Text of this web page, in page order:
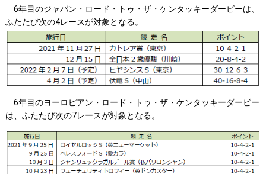
6年目のジャパン・ロード・トゥ・ザ・ケンタッキーダービーは、
ふたたび次の4レースが対象となる。
6年目のヨーロピアン・ロード・トゥ・ザ・ケンタッキーダービー
は、ふたたび次の7レースが対象となる。